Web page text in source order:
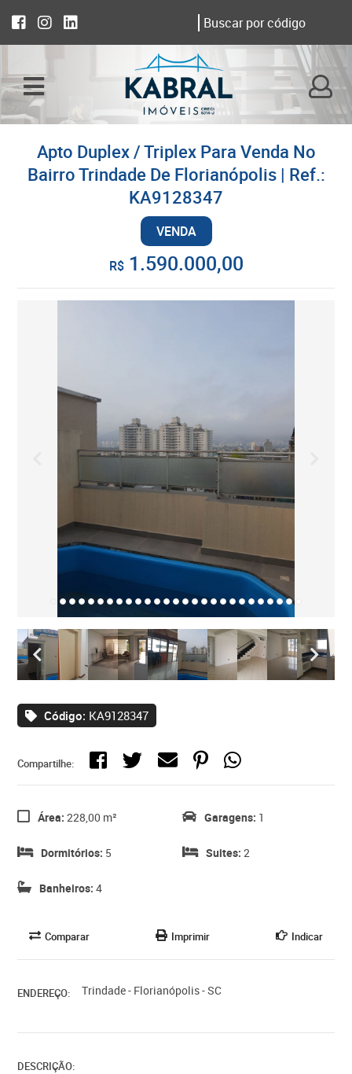
Apto Duplex / Triplex Para Venda No
Bairro Trindade De Florianópolis | Ref.:
KA9128347
VENDA
R$1.590.000,00
Código: KA9128347
Compartilhe:
Área: 228,00 m²
Dormitórios: 5
Banheiros: 4
Garagens: 1
Suites: 2
Comparar Imprimir Indicar
ENDEREÇO: Trindade - Florianópolis - SC
DESCRIÇÃO: